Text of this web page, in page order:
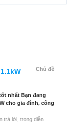
Chủ đề
nhất Bạn đang
cho gia đình, công
trả lời, trong diễn